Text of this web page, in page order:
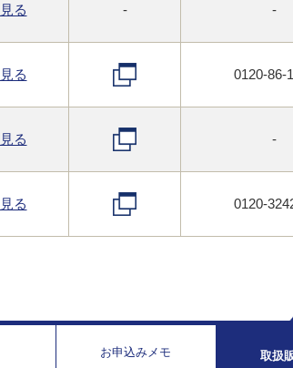
る - -
る 0120-86-
る -
る 0120-
お申込みメモ 取扱